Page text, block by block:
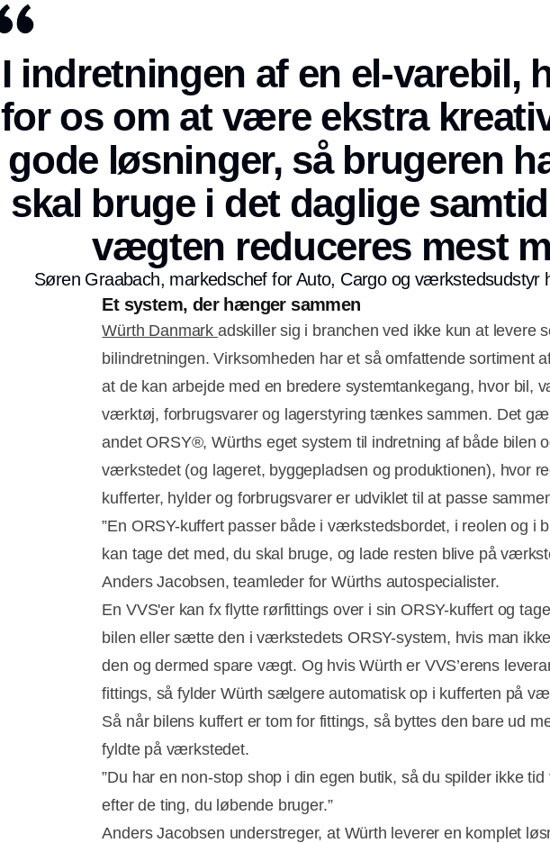
I indretningen af en el-varebil,
for os om at være ekstra
gode løsninger, så brugeren
skal bruge i det daglige
vægten reduceres mest
Søren Graabach, markedschef for Auto, Cargo og værkstedsudstyr
Et system, der hænger sammen
Würth Danmark adskiller sig i branchen ved ikke kun at levere
bilindretningen. Virksomheden har et så omfattende sortiment
at de kan arbejde med en bredere systemtankegang, hvor bil,
værktøj, forbrugsvarer og lagerstyring tænkes sammen. Det
andet ORSY®, Würths eget system til indretning af både bilen
værkstedet (og lageret, byggepladsen og produktionen), hvor
kufferter, hylder og forbrugsvarer er udviklet til at passe
”En ORSY-kuffert passer både i værkstedsbordet, i reolen og i
kan tage det med, du skal bruge, og lade resten blive på
Anders Jacobsen, teamleder for Würths autospecialister.
En VVS'er kan fx flytte rørfittings over i sin ORSY-kuffert og
bilen eller sætte den i værkstedets ORSY-system, hvis man
den og dermed spare vægt. Og hvis Würth er VVS’erens
fittings, så fylder Würth sælgere automatisk op i kufferten på
Så når bilens kuffert er tom for fittings, så byttes den bare ud
fyldte på værkstedet.
”Du har en non-stop shop i din egen butik, så du spilder ikke
efter de ting, du løbende bruger.”
Anders Jacobsen understreger, at Würth leverer en komplet